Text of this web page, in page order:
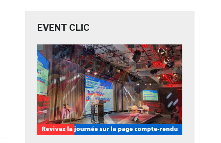
EVENT CLIC